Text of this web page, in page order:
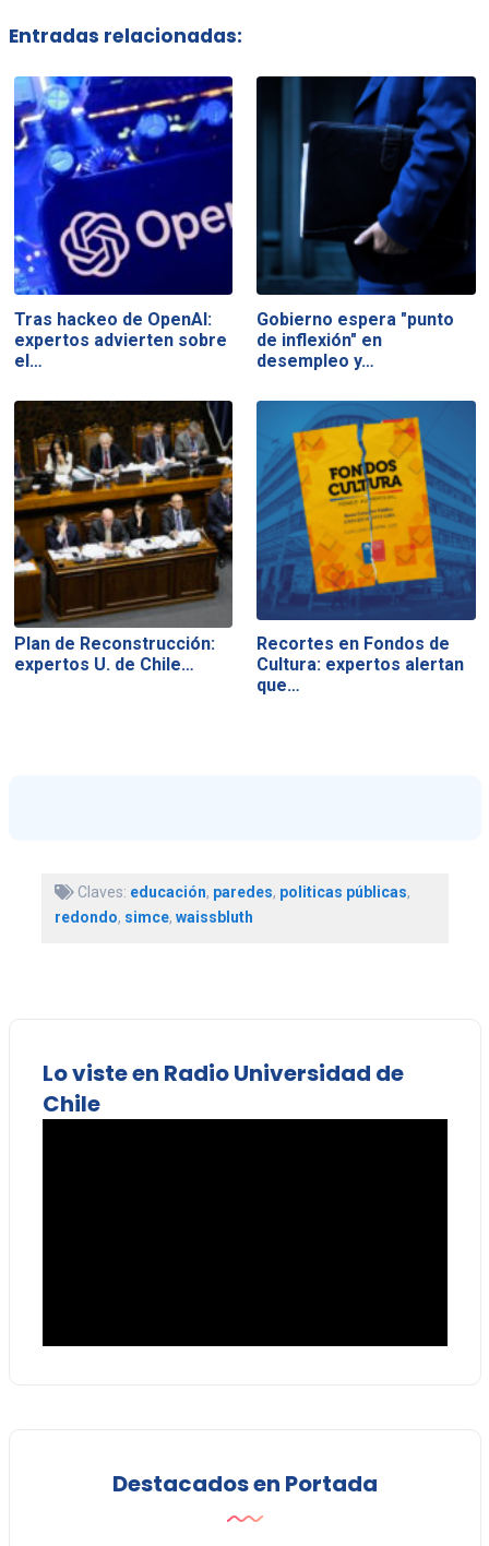
Entradas relacionadas:
Tras hackeo de OpenAI:
expertos advierten sobre
el…
Gobierno espera "punto
de inflexión" en
desempleo y…
Plan de Reconstrucción:
expertos U. de Chile…
Recortes en Fondos de
Cultura: expertos alertan
que…
Claves: educación, paredes, politicas públicas,
redondo, simce, waissbluth
Lo viste en Radio Universidad de
Chile
Destacados en Portada